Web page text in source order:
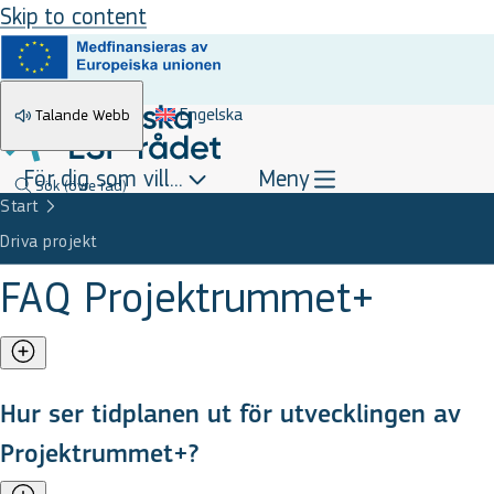
Skip to content
Talande Webb Engelska
Sök(övre rad)
För dig som vill... Meny
Start
Driva projekt
FAQ Projektrummet+
Hur ser tidplanen ut för utvecklingen av
Projektrummet+?